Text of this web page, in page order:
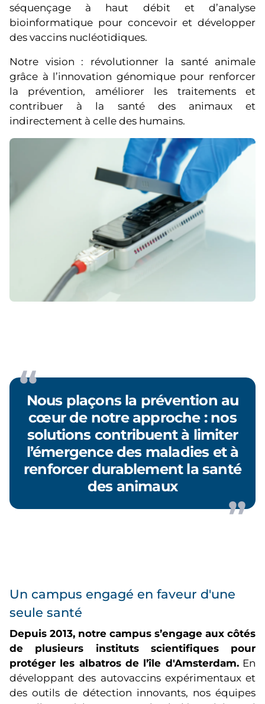
séquençage à haut débit et d’analyse
bioinformatique pour concevoir et développer
des vaccins nucléotidiques.
Notre vision : révolutionner la santé animale
grâce à l’innovation génomique pour renforcer
la prévention, améliorer les traitements et
contribuer à la santé des animaux et
indirectement à celle des humains.
Nous plaçons la prévention au
cœur de notre approche : nos
solutions contribuent à limiter
l’émergence des maladies et à
renforcer durablement la santé
des animaux
Un campus engagé en faveur d'une
seule santé
Depuis 2013, notre campus s’engage aux côtés
de plusieurs instituts scientifiques pour
protéger les albatros de l’île d'Amsterdam.En
développant des autovaccins expérimentaux et
des outils de détection innovants, nos équipes